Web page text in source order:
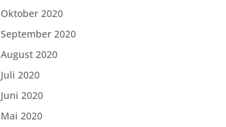
Oktober 2020
September 2020
August 2020
Juli 2020
Juni 2020
Mai 2020